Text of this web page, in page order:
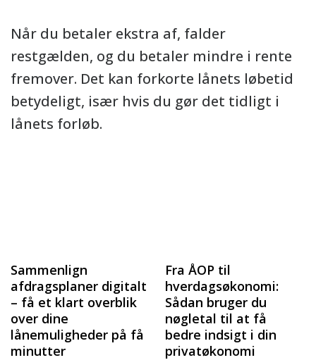
Når du betaler ekstra af, falder
restgælden, og du betaler mindre i rente
fremover. Det kan forkorte lånets løbetid
betydeligt, især hvis du gør det tidligt i
lånets forløb.
Sammenlign
afdragsplaner digitalt
– få et klart overblik
over dine
lånemuligheder på få
minutter
Fra ÅOP til
hverdagsøkonomi:
Sådan bruger du
nøgletal til at få
bedre indsigt i din
privatøkonomi